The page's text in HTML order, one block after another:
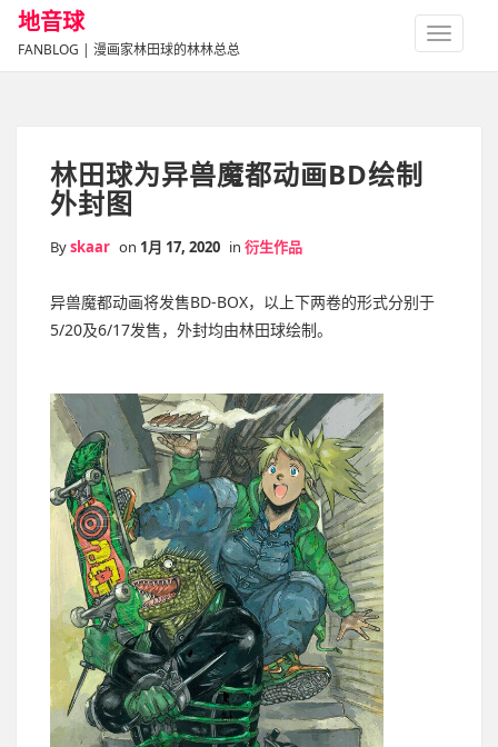
TOGGLE
地音球
FANBLOG | 漫画家林田球的林林总总
林田球为异兽魔都动画BD绘制
外封图
Byskaar on 1月 17, 2020 in 衍生作品
异兽魔都动画将发售BD-BOX，以上下两卷的形式分别于
5/20及6/17发售，外封均由林田球绘制。